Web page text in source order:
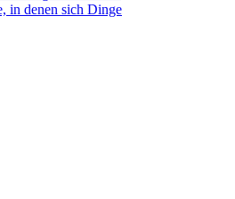
in denen sich Dinge